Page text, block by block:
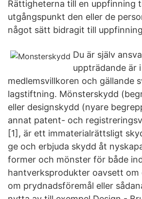
Rättigheterna till en uppfinning
utgångspunkt den eller de
något sätt bidragit till
Du är själv
uppträdande är
medlemsvillkoren och gällande
lagstiftning. Mönsterskydd
eller designskydd (nyare
annat patent- och
[1], är ett immaterialrättsligt
ge och erbjuda skydd åt
former och mönster för både
hantverksprodukter oavsett om
om prydnadsföremål eller